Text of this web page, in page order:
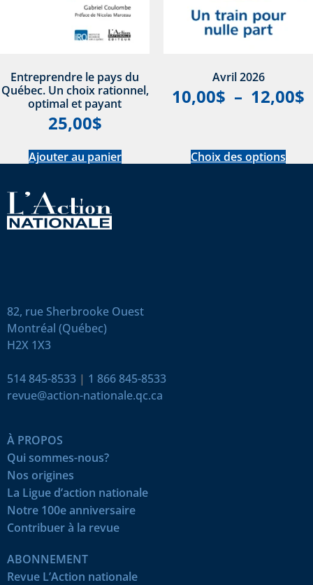
Entreprendre le pays du
Québec. Un choix rationnel,
optimal et payant
25,00$
Ajouter au panier
Avril 2026
10,00$ – 12,00$
Choix des options
82, rue Sherbrooke Ouest
Montréal (Québec)
H2X 1X3
514 845-8533 | 1 866 845-8533
revue@action-nationale.qc.ca
À PROPOS
Qui sommes-nous?
Nos origines
La Ligue d’action nationale
Notre 100e anniversaire
Contribuer à la revue
ABONNEMENT
Revue L’Action nationale